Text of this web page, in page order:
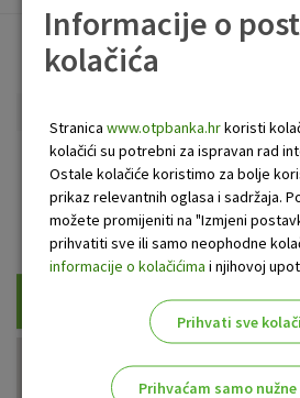
Lista poslovnica i bankomata
Bankomat
Prikaži samo uplatne
Informacije o
kolačića
Stranica www.otpbanka.hrkoristi
kolačići su potrebni za ispravan rad
Ostale kolačiće koristimo za bolje
prikaz relevantnih oglasa i sadržaja.
možete promijeniti na "Izmjeni
prihvatiti sve ili samo neophodne
informacije o kolačićima i njihovoj
Prihvati sve
Prihvaćam samo